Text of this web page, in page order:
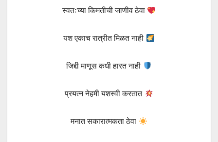
स्वतःच्या किमतीची जाणीव ठेवा
यश एकाच रात्रीत मिळत नाही
जिद्दी माणूस कधी हारत नाही
प्रयत्न नेहमी यशस्वी करतात
मनात सकारात्मकता ठेवा